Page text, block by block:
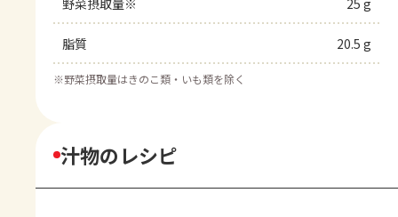
脂質 20.5 g
※野菜摂取量はきのこ類・いも類を除く
汁物のレシピ